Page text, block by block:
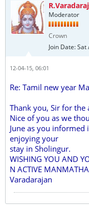
Moderator
Crown
Join Date:Sat
12-04-15, 06:01
Re: Tamil new year
Thank you, Sir for the
Nice of you as we
June as you
enjoying your
stay in Sholingur.
WISHING YOU AND
N ACTIVE MANMATHA
Varadarajan